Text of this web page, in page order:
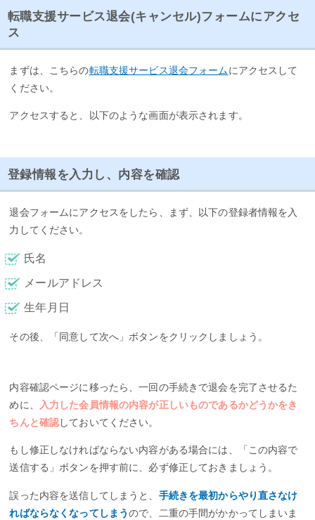
転職支援サービス退会(キャンセル)フォームにアクセ
ス
まずは、こちらの転職支援サービス退会フォームにアクセスして
ください。
アクセスすると、以下のような画面が表示されます。
登録情報を入力し、内容を確認
退会フォームにアクセスをしたら、まず、以下の登録者情報を入
力してください。
氏名
メールアドレス
生年月日
その後、「同意して次へ」ボタンをクリックしましょう。
内容確認ページに移ったら、一回の手続きで退会を完了させるた
めに、
入力した会員情報の内容が正しいものであるかどうかをき
ちんと確認しておいてください。
もし修正しなければならない内容がある場合には、「この内容で
送信する」ボタンを押す前に、必ず修正しておきましょう。
誤った内容を送信してしまうと、 手続きを最初からやり直さなけ
ればならなくなってしまうので、二重の手間がかかってしまいま